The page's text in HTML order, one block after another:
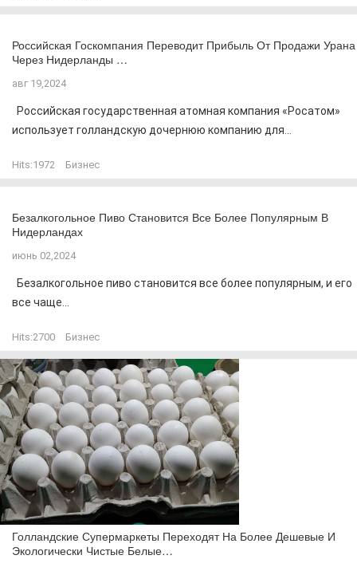
Российская Госкомпания Переводит Прибыль От Продажи Урана
Через Нидерланды …
авг 19,2024
Российская государственная атомная компания «Росатом»
использует голландскую дочернюю компанию для...
Hits:1972 Бизнес
Безалкогольное Пиво Становится Все Более Популярным В
Нидерландах
июнь 02,2024
Безалкогольное пиво становится все более популярным, и его
все чаще...
Hits:2700 Бизнес
Голландские Супермаркеты Переходят На Более Дешевые И
Экологически Чистые Белые…